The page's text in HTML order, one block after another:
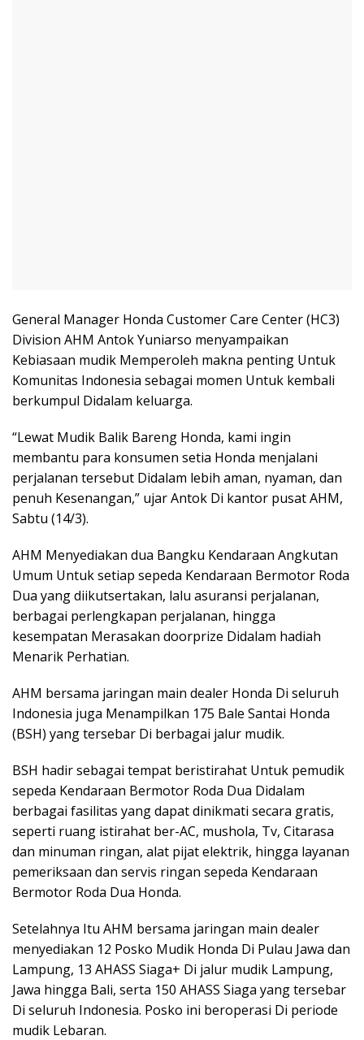
General Manager Honda Customer Care Center (HC3)
Division AHM Antok Yuniarso menyampaikan
Kebiasaan mudik Memperoleh makna penting Untuk
Komunitas Indonesia sebagai momen Untuk kembali
berkumpul Didalam keluarga.
“Lewat Mudik Balik Bareng Honda, kami ingin
membantu para konsumen setia Honda menjalani
perjalanan tersebut Didalam lebih aman, nyaman, dan
penuh Kesenangan,” ujar Antok Di kantor pusat AHM,
Sabtu (14/3).
AHM Menyediakan dua Bangku Kendaraan Angkutan
Umum Untuk setiap sepeda Kendaraan Bermotor Roda
Dua yang diikutsertakan, lalu asuransi perjalanan,
berbagai perlengkapan perjalanan, hingga
kesempatan Merasakan doorprize Didalam hadiah
Menarik Perhatian.
AHM bersama jaringan main dealer Honda Di seluruh
Indonesia juga Menampilkan 175 Bale Santai Honda
(BSH) yang tersebar Di berbagai jalur mudik.
BSH hadir sebagai tempat beristirahat Untuk pemudik
sepeda Kendaraan Bermotor Roda Dua Didalam
berbagai fasilitas yang dapat dinikmati secara gratis,
seperti ruang istirahat ber-AC, mushola, Tv, Citarasa
dan minuman ringan, alat pijat elektrik, hingga layanan
pemeriksaan dan servis ringan sepeda Kendaraan
Bermotor Roda Dua Honda.
Setelahnya Itu AHM bersama jaringan main dealer
menyediakan 12 Posko Mudik Honda Di Pulau Jawa dan
Lampung, 13 AHASS Siaga+ Di jalur mudik Lampung,
Jawa hingga Bali, serta 150 AHASS Siaga yang tersebar
Di seluruh Indonesia. Posko ini beroperasi Di periode
mudik Lebaran.